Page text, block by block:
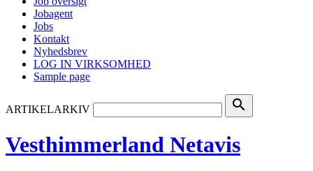
Jobagent
Jobs
Kontakt
Nyhedsbrev
LOG IN VIRKSOMHED
Sample page
ARTIKELARKIV search
Vesthimmerland Netavis